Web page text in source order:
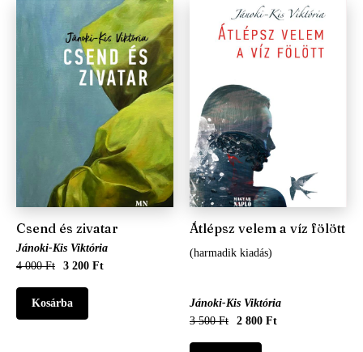
Csend és zivatar
Jánoki-Kis Viktória
4 000 Ft
3 200 Ft
Átlépsz velem a víz fölött
(harmadik kiadás)
Jánoki-Kis Viktória
3 500 Ft
2 800 Ft